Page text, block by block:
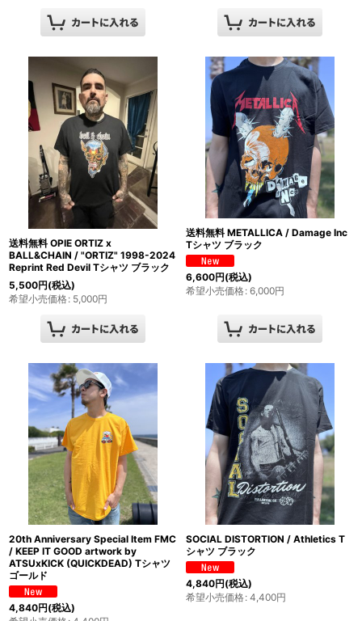
送料無料 OPIE ORTIZ x
BALL&CHAIN / "ORTIZ" 1998-2024
Reprint Red Devil Tシャツ ブラック
5,500円(税込)
希望小売価格: 5,000円
送料無料 METALLICA / Damage Inc
Tシャツ ブラック
6,600円(税込)
希望小売価格: 6,000円
20th Anniversary Special Item FMC
/ KEEP IT GOOD artwork by
ATSUxKICK (QUICKDEAD) Tシャツ
ゴールド
4,840円(税込)
SOCIAL DISTORTION / Athletics T
シャツ ブラック
4,840円(税込)
希望小売価格: 4,400円